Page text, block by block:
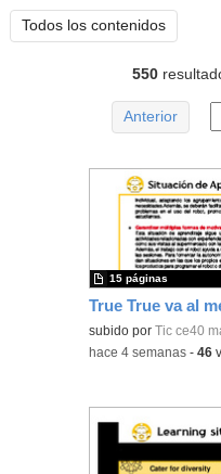
Todos los contenidos
550
Anterior
True True va al
subido por Tic ce40
15 páginas
-hace 4 semanas -46